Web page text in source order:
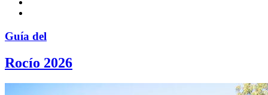
Guía del
Rocío 2026